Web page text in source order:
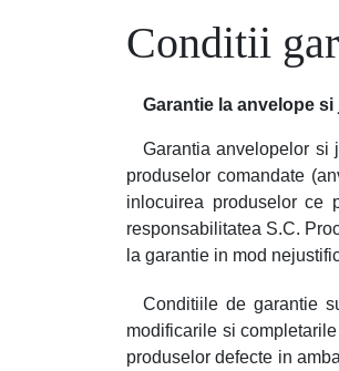
Conditii
Garantie la anvelope si
Garantia anvelopelor si
produselor comandate
inlocuirea produselor ce
responsabilitatea S.C.
la garantie in mod
Conditiile de garantie
modificarile si
produselor defecte in